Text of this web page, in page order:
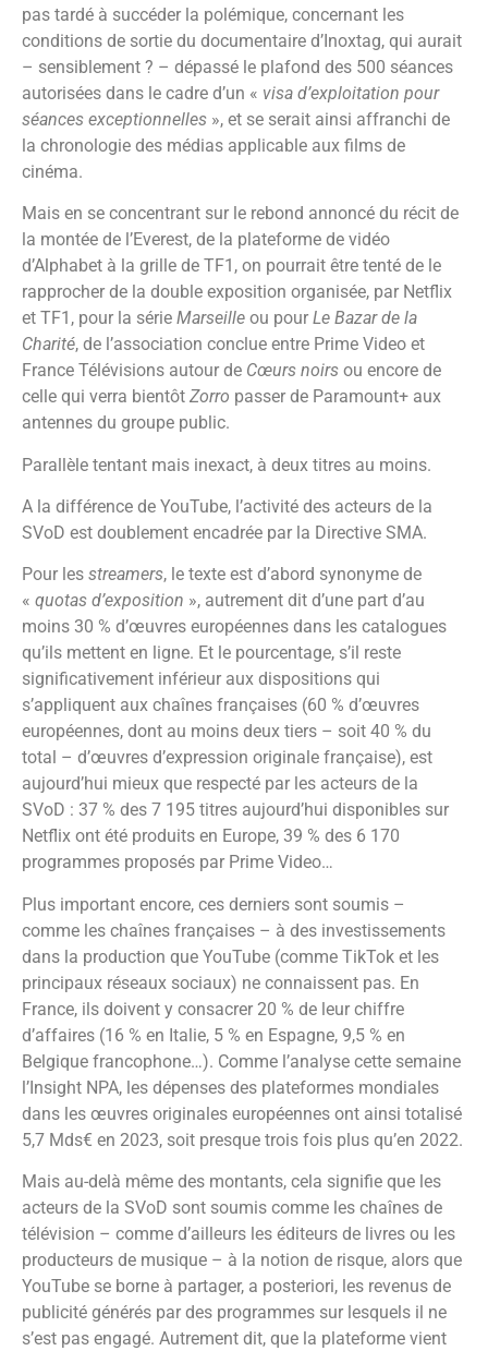
pas tardé à succéder la polémique, concernant les
conditions de sortie du documentaire d’Inoxtag, qui aurait
– sensiblement ? – dépassé le plafond des 500 séances
autorisées dans le cadre d’un « visa d’exploitation pour
séances exceptionnelles », et se serait ainsi affranchi de
la chronologie des médias applicable aux films de
cinéma.
Mais en se concentrant sur le rebond annoncé du récit de
la montée de l’Everest, de la plateforme de vidéo
d’Alphabet à la grille de TF1, on pourrait être tenté de le
rapprocher de la double exposition organisée, par Netflix
et TF1, pour la série Marseille ou pour Le Bazar de la
Charité, de l’association conclue entre Prime Video et
France Télévisions autour de Cœurs noirs ou encore de
celle qui verra bientôt Zorro passer de Paramount+ aux
antennes du groupe public.
Parallèle tentant mais inexact, à deux titres au moins.
A la différence de YouTube, l’activité des acteurs de la
SVoD est doublement encadrée par la Directive SMA.
Pour les streamers, le texte est d’abord synonyme de
« quotas d’exposition », autrement dit d’une part d’au
moins 30 % d’œuvres européennes dans les catalogues
qu’ils mettent en ligne. Et le pourcentage, s’il reste
significativement inférieur aux dispositions qui
s’appliquent aux chaînes françaises (60 % d’œuvres
européennes, dont au moins deux tiers – soit 40 % du
total – d’œuvres d’expression originale française), est
aujourd’hui mieux que respecté par les acteurs de la
SVoD : 37 % des 7 195 titres aujourd’hui disponibles sur
Netflix ont été produits en Europe, 39 % des 6 170
programmes proposés par Prime Video…
Plus important encore, ces derniers sont soumis –
comme les chaînes françaises – à des investissements
dans la production que YouTube (comme TikTok et les
principaux réseaux sociaux) ne connaissent pas. En
France, ils doivent y consacrer 20 % de leur chiffre
d’affaires (16 % en Italie, 5 % en Espagne, 9,5 % en
Belgique francophone…). Comme l’analyse cette semaine
l’Insight NPA, les dépenses des plateformes mondiales
dans les œuvres originales européennes ont ainsi totalisé
5,7 Mds€ en 2023, soit presque trois fois plus qu’en 2022.
Mais au-delà même des montants, cela signifie que les
acteurs de la SVoD sont soumis comme les chaînes de
télévision – comme d’ailleurs les éditeurs de livres ou les
producteurs de musique – à la notion de risque, alors que
YouTube se borne à partager, a posteriori, les revenus de
publicité générés par des programmes sur lesquels il ne
s’est pas engagé. Autrement dit, que la plateforme vient